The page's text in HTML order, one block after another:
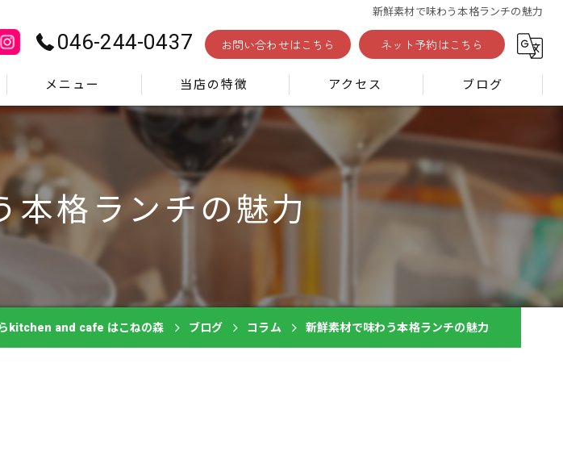
新鮮素材で味わう本格ランチの魅力
046-244-0437 お問い合わせはこちら ネット予約はこちら
メニュー 当店の特徴
ディナー
洋食屋
女子会
アクセス ブログ
コラム
新着情報
本格ランチの魅力
kitchen and cafe はこねの森 ブログ コラム 新鮮素材で味わう本格ランチの魅力